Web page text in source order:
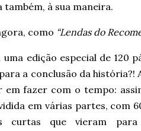
também, à sua maneira.
como “Lendas do
uma edição especial de 120
a conclusão da história?!
em fazer com o tempo:
em várias partes, com
curtas que vieram